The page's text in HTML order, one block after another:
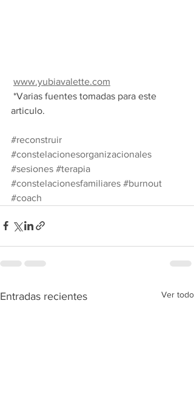
www.yubiavalette.com
articulo.
#reconstruir
#constelacionesorganizacionales
#sesiones #terapia
#constelacionesfamiliares #burnout
#coach
Entradas recientes Ver todo